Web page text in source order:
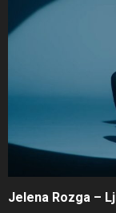
Jelena Rozga –